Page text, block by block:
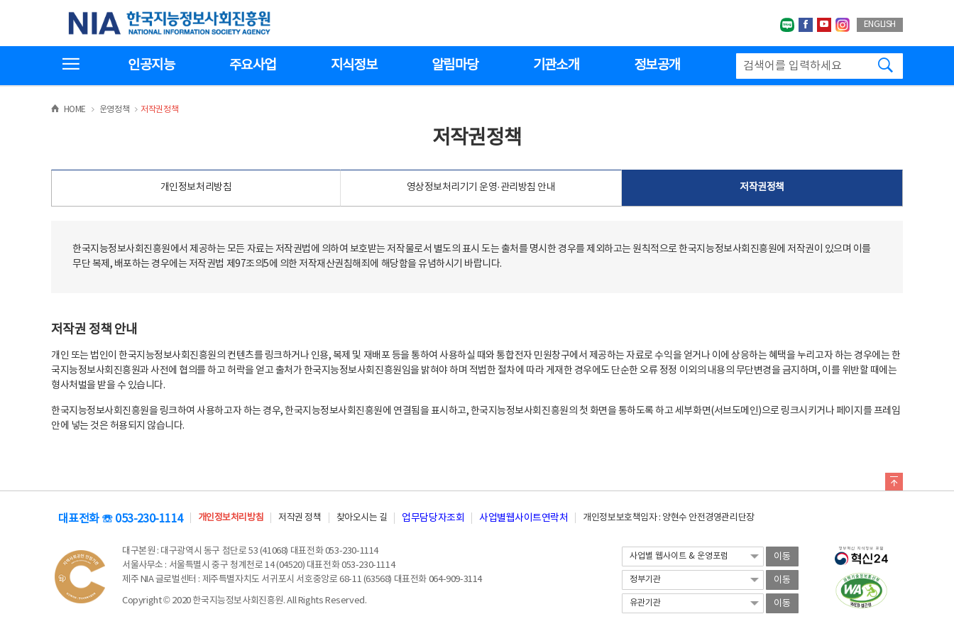
기
한국지능정보사회진흥원
네이버블로그
페이스북
유투브인스타그랩
ENGLISH
인공지능 주요사업 지식정보 알림마당 기관소개 정보공개
HOME >운영정책 >
저작권정책
저작권정책
개인정보처리방침 영상정보처리기기 운영·관리방침 안내 저작권정책
한국지능정보사회진흥원에서 제공하는 모든 자료는 저작권법에 의하여 보호받는 저작물로서 별도의 표시 도는 출처를 명시한 경우를 제외하고는 원칙적으로 한국지능정보사회진흥원에 저작권이 있으며 이를
무단 복제, 배포하는 경우에는 저작권법 제97조의5에 의한 저작재산권침해죄에 해당함을 유념하시기 바랍니다.
저작권 정책 안내
개인 또는 법인이 한국지능정보사회진흥원의 컨텐츠를 링크하거나 인용, 복제 및 재배포 등을 통하여 사용하실 때와 통합전자 민원창구에서 제공하는 자료로 수익을 얻거나 이에 상응하는 혜택을 누리고자 하는 경우에는 한
국지능정보사회진흥원과 사전에 협의를 하고 허락을 얻고 출처가 한국지능정보사회진흥원임을 밝혀야 하며 적법한 절차에 따라 게재한 경우에도 단순한 오류 정정 이외의 내용의 무단변경을 금지하며, 이를 위반할 때에는
형사처벌을 받을 수 있습니다.
한국지능정보사회진흥원을 링크하여 사용하고자 하는 경우, 한국지능정보사회진흥원에 연결됨을 표시하고, 한국지능정보사회진흥원의 첫 화면을 통하도록 하고 세부화면(서브도메인)으로 링크시키거나 페이지를 프레임
안에 넣는 것은 허용되지 않습니다.
대표전화 ☏ 053-230-1114 개인정보처리방침 저작권 정책 찾아오시는 길 업무담당자조회 사업별웹사이트연락처 개인정보보호책임자 : 양현수 안전경영관리단장
대구본원 : 대구광역시 동구 첨단로 53 (41068) 대표전화 053-230-1114
서울사무소 : 서울특별시 중구 청계천로 14 (04520) 대표전화 053-230-1114
제주 NIA 글로벌센터 : 제주특별자치도 서귀포시 서호중앙로 68-11 (63568) 대표전화 064-909-3114
Copyright © 2020 한국지능정보사회진흥원. All Rights Reserved.
이동
이동
이동